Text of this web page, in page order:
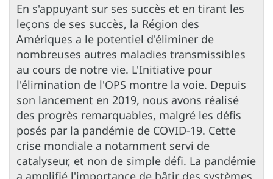
En s'appuyant sur ses succès et en tirant les
leçons de ses succès, la Région des
Amériques a le potentiel d'éliminer de
nombreuses autres maladies transmissibles
au cours de notre vie. L'Initiative pour
l'élimination de l'OPS montre la voie. Depuis
son lancement en 2019, nous avons réalisé
des progrès remarquables, malgré les défis
posés par la pandémie de COVID-19. Cette
crise mondiale a notamment servi de
catalyseur, et non de simple défi. La pandémie
a amplifié l'importance de bâtir des systèmes